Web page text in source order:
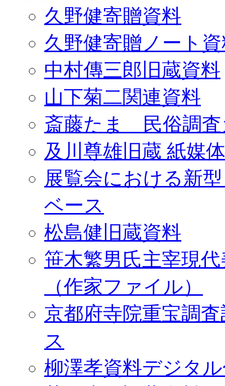
久野健寄贈資料
久野健寄贈ノート
中村傳三郎旧蔵資料
山下菊二関連資料
斎藤たま 民俗調査
及川尊雄旧蔵 紙媒
展覧会における新
ベース
松島健旧蔵資料
笹木繁男氏主宰現
（作家ファイル）
京都府寺院重宝調
ス
柳澤孝資料デジタ